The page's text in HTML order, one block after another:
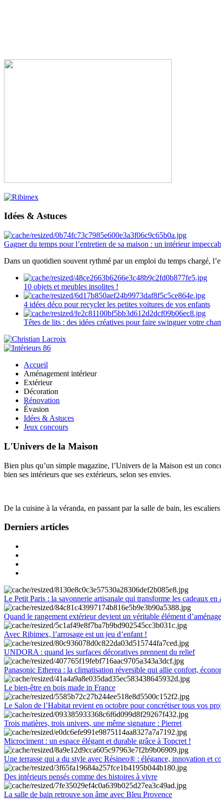
Idées & Astuces
Gagner du temps pour l’entretien de sa maison : un intérieur
Dans un quotidien souvent rythmé par un emploi du temps chargé,
10 objets et meubles insolites !
4 idées déco pour recycler les petites voitures de vos enfants
Têtes de lits : des idées créatives pour faire swinguer votre
Accueil
Aménagement intérieur
Extérieur
Décoration
Rénovation
Évasion
Idées & Astuces
Jeux concours
L'Univers de la Maison
Bien plus qu’un simple magazine, l’Univers de la Maison est un
bien ses intérieurs que ses extérieurs, selon ses envies.
De la cuisine à la véranda, en passant par la salle de bain, les
Derniers articles
Le Petit Paris : la savonnerie artisanale qui transforme les cadeaux en
Quand le rangement extérieur devient un véritable élément
Avec Ribimex, l’arrosage est un jeu d’enfant !
UNDORA : quand les surfaces décoratives prennent du relief
Panasonic Etherea : la climatisation réversible qui allie confort,
Le bien-être en bois made in France
Le Salon de l’Habitat revient en octobre pour concrétiser tous vos
Trois matières, trois univers, une même signature : Pierret
Microciment : un espace élégant et durable grâce à Topcret !
Une terrasse qui a du style avec Résineo® : élégance, innovation et
Des intérieurs pensés comme des histoires à vivre
La salle de bain retrouve son âme avec Bleu Provence